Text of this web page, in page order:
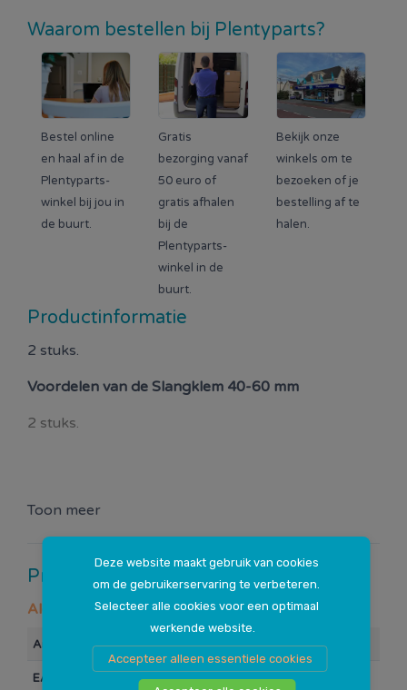
Deze website maakt gebruik van cookies
om de gebruikerservaring te verbeteren.
Selecteer alle cookies voor een optimaal
werkende website.
Accepteer alleen essentiele cookies
Waarom bestellen bij Plentyparts?
Bestel online
en haal af in de
Plentyparts-
winkel bij jou in
de buurt.
Gratis
bezorging vanaf
50 euro of
gratis afhalen
bij de
Plentyparts-
winkel in de
buurt.
Bekijk onze
winkels om te
bezoeken of je
bestelling af te
halen.
Productinformatie
2 stuks.
Voordelen van de Slangklem 40-60 mm
2 stuks.
Toon meer
Productspecificaties
Algemeen
Artikelnummer 10012283
EAN Barcode 0000038078